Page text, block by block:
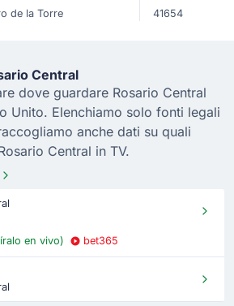
de la Torre
41654
Central
dove guardare Rosario Central
Unito. Elenchiamo solo fonti legali
anche dati su quali
Central in TV.
en vivo)
bet365